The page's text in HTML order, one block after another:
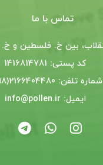
تماس با ما
بین خ. فلسطین و خ.
کد پستی: 1416814781
شماره تلفن: 2166404480(98+)
ایمیل: info@pollen.ir